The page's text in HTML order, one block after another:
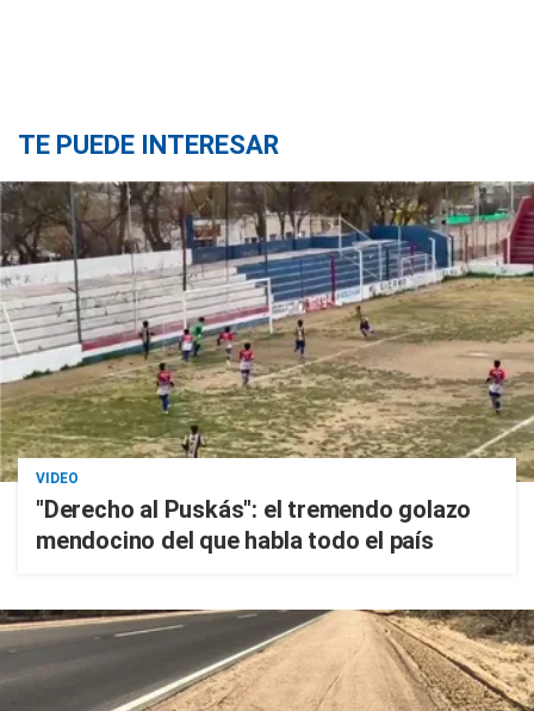
TE PUEDE INTERESAR
VIDEO
"Derecho al Puskás": el tremendo golazo
mendocino del que habla todo el país